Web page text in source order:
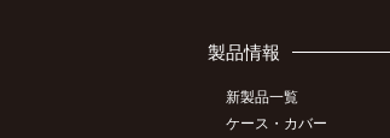
製品情報
新製品一覧
ケース・カバー